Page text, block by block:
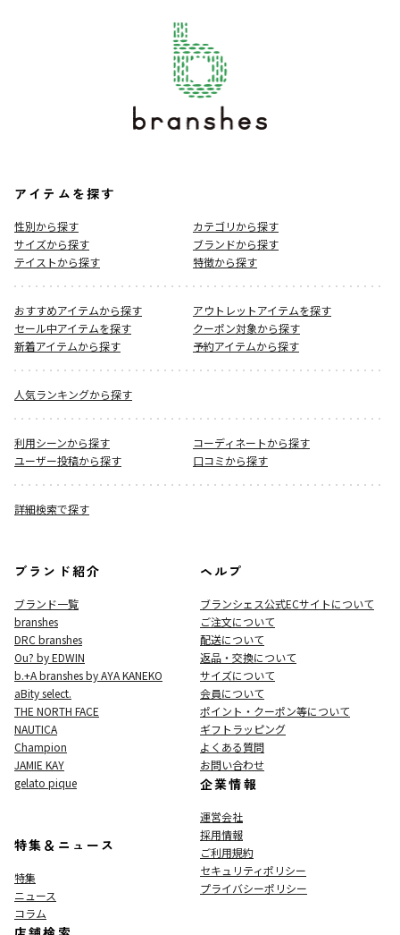
アイテムを探す
性別から探す
カテゴリから探す
サイズから探す
ブランドから探す
テイストから探す
特徴から探す
おすすめアイテムから探す
アウトレットアイテムを探す
セール中アイテムを探す
クーポン対象から探す
新着アイテムから探す
予約アイテムから探す
人気ランキングから探す
利用シーンから探す
コーディネートから探す
ユーザー投稿から探す
口コミから探す
詳細検索で探す
ブランド紹介
ブランド一覧
branshes
DRC branshes
Ou? by EDWIN
b.+A branshes by AYA KANEKO
aBity select.
THE NORTH FACE
NAUTICA
Champion
JAMIE KAY
gelato pique
特集＆ニュース
特集
ニュース
コラム
ヘルプ
ブランシェス公式ECサイトについて
ご注文について
配送について
返品・交換について
サイズについて
会員について
ポイント・クーポン等について
ギフトラッピング
よくある質問
お問い合わせ
企業情報
運営会社
採用情報
ご利用規約
セキュリティポリシー
プライバシーポリシー